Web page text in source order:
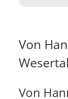
Von
Wesertal
Von